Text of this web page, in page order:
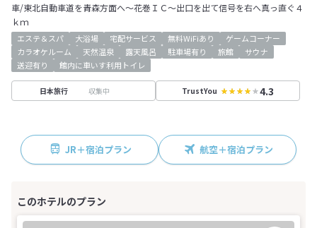
車/東北自動車道を青森方面へ～花巻ＩＣ～出口を出て信号を右へ真っ直ぐ４
ｋｍ
エステ＆スパ 大浴場 宅配サービス 無料WiFiあり
ゲームコーナー
カラオケルーム
天然温泉 露天風呂 駐車場有り 旅館
サウナ
送迎有り
館内に車いす利用トイレ
日本旅行 収集中 TrustYou 4.3
JR＋宿泊プラン 航空＋宿泊プラン